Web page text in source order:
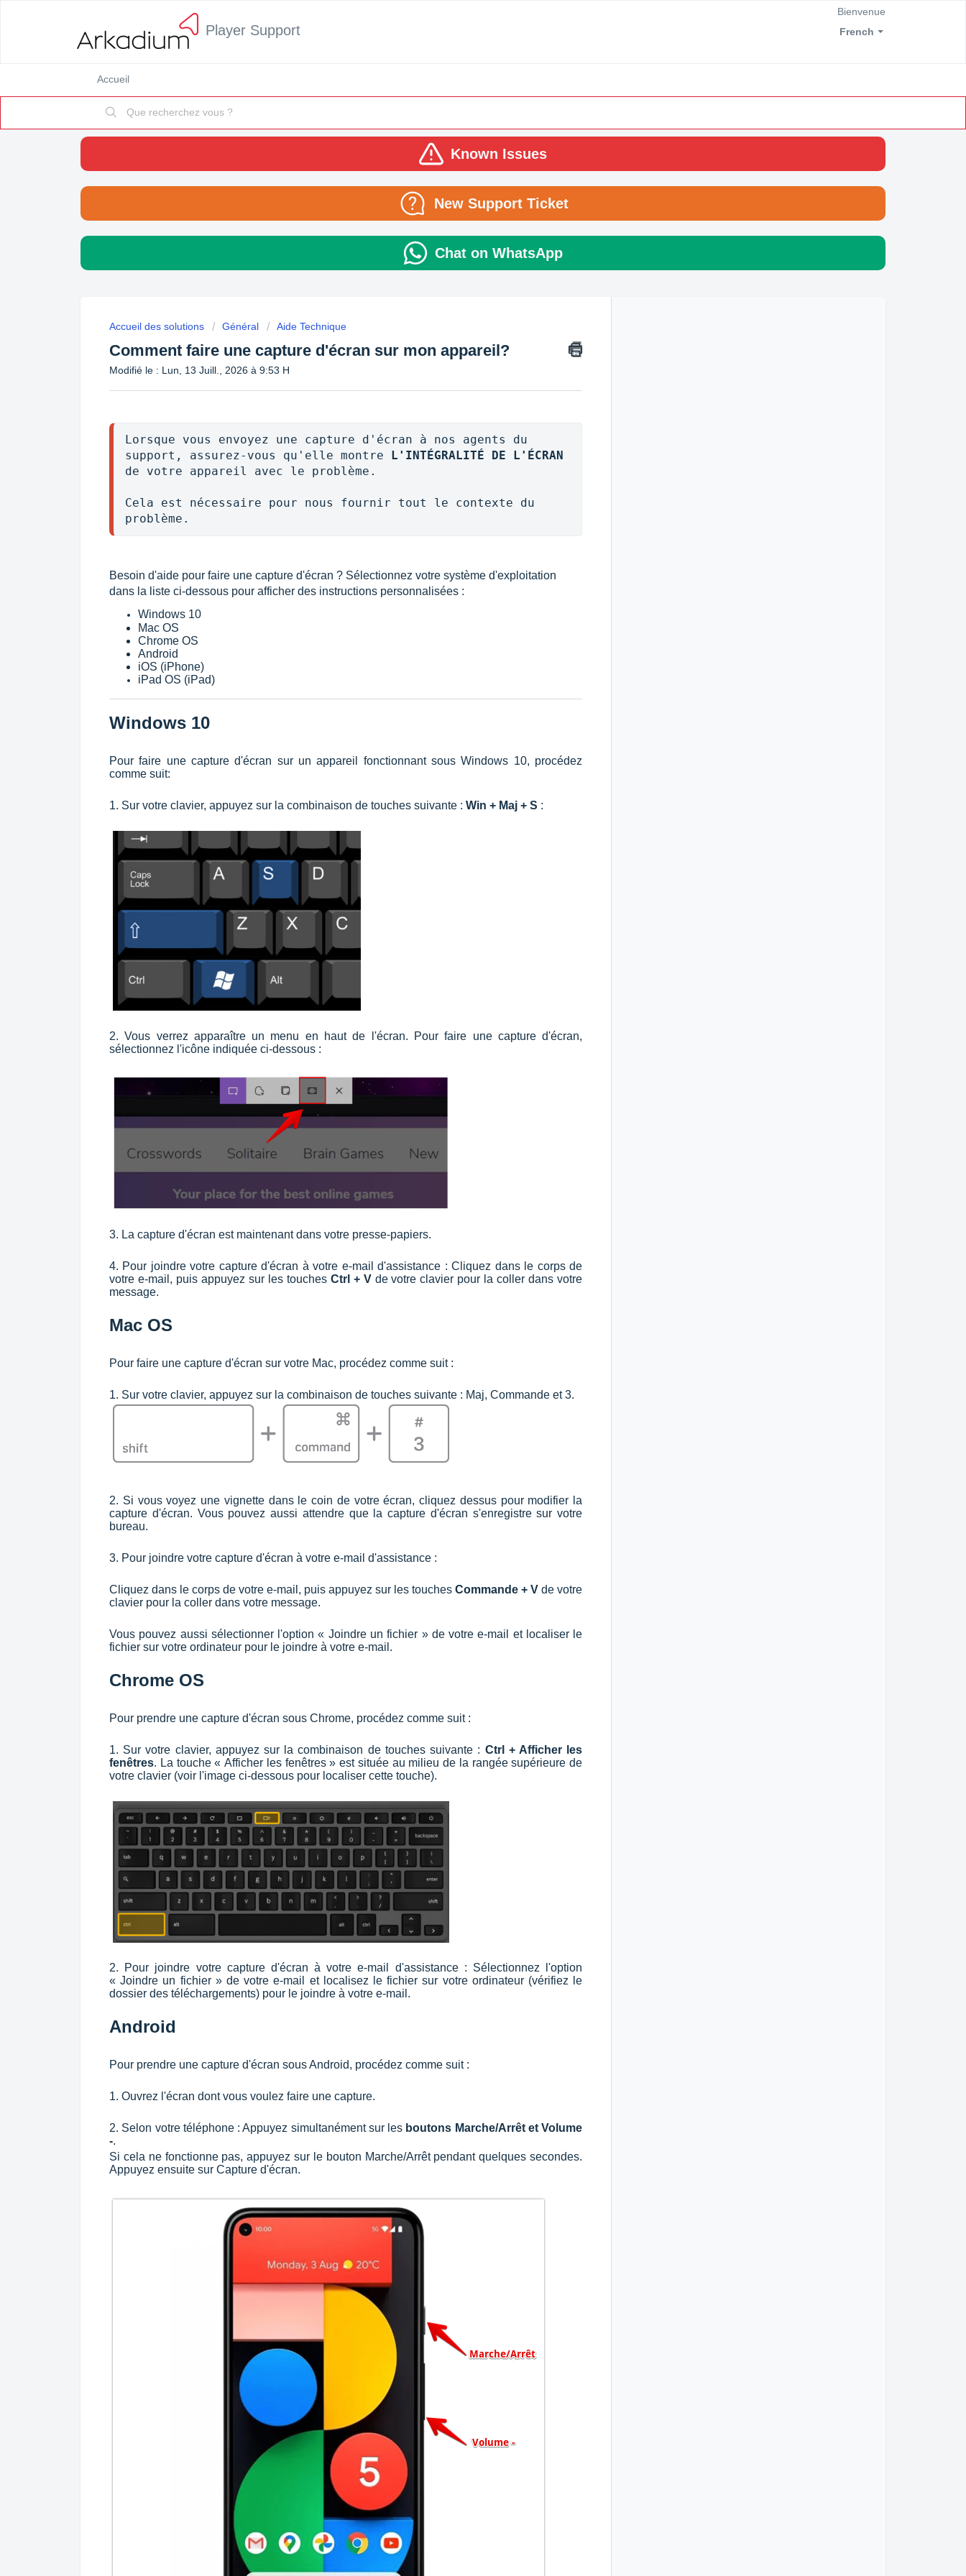
Player Support French
Bienvenue
Accueil
Known Issues
New Support Ticket
Chat on WhatsApp
Accueil des solutions Général Aide Technique
Comment faire une capture d'écran sur mon appareil?
Modifié le : Lun, 13 Juill., 2026 à 9:53 H
Lorsque vous envoyez une capture d'écran à nos agents du
support, assurez-vous qu'elle montre L'INTÉGRALITÉ DE L'ÉCRAN
de votre appareil avec le problème.
Cela est nécessaire pour nous fournir tout le contexte du
problème.
Besoin d'aide pour faire une capture d'écran ? Sélectionnez votre système d'exploitation
dans la liste ci-dessous pour afficher des instructions personnalisées :
Windows 10
Mac OS
Chrome OS
Android
iOS (iPhone)
iPad OS (iPad)
Windows 10
Pour faire une capture d'écran sur un appareil fonctionnant sous Windows 10, procédez
comme suit:
1. Sur votre clavier, appuyez sur la combinaison de touches suivante : Win + Maj + S :
2. Vous verrez apparaître un menu en haut de l'écran. Pour faire une capture d'écran,
sélectionnez l'icône indiquée ci-dessous :
3. La capture d'écran est maintenant dans votre presse-papiers.
4. Pour joindre votre capture d'écran à votre e-mail d'assistance : Cliquez dans le corps de
votre e-mail, puis appuyez sur les touches Ctrl + Vde votre clavier pour la coller dans votre
message.
Mac OS
Pour faire une capture d'écran sur votre Mac, procédez comme suit :
1. Sur votre clavier, appuyez sur la combinaison de touches suivante : Maj, Commande et 3.
2. Si vous voyez une vignette dans le coin de votre écran, cliquez dessus pour modifier la
capture d'écran. Vous pouvez aussi attendre que la capture d'écran s'enregistre sur votre
bureau.
3. Pour joindre votre capture d'écran à votre e-mail d'assistance :
Cliquez dans le corps de votre e-mail, puis appuyez sur les touchesCommande + V de votre
clavier pour la coller dans votre message.
Vous pouvez aussi sélectionner l'option « Joindre un fichier » de votre e-mail et localiser le
fichier sur votre ordinateur pour le joindre à votre e-mail.
Chrome OS
Pour prendre une capture d'écran sous Chrome, procédez comme suit :
1. Sur votre clavier, appuyez sur la combinaison de touches suivante : Ctrl + Afficher les
fenêtres. La touche « Afficher les fenêtres » est située au milieu de la rangée supérieure de
votre clavier (voir l'image ci-dessous pour localiser cette touche).
2. Pour joindre votre capture d'écran à votre e-mail d'assistance : Sélectionnez l'option
« Joindre un fichier » de votre e-mail et localisez le fichier sur votre ordinateur (vérifiez le
dossier des téléchargements) pour le joindre à votre e-mail.
Android
Pour prendre une capture d'écran sous Android, procédez comme suit :
1. Ouvrez l'écran dont vous voulez faire une capture.
2. Selon votre téléphone : Appuyez simultanément sur les boutons Marche/Arrêt et Volume
-.
Si cela ne fonctionne pas, appuyez sur le bouton Marche/Arrêt pendant quelques secondes.
Appuyez ensuite sur Capture d'écran.